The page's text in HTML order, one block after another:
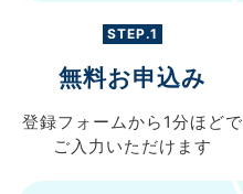
STEP.1
無料お申込み
登録フォームから 1分ほどで
ご入力 いただけます